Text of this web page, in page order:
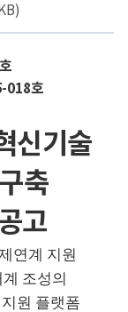
018호
신기술
축
고
연계 지원
조성의
원 플랫폼